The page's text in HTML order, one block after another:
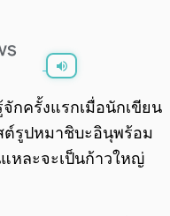
0:00/ 0:00
จักครั้งแรกเมื่อนักเขียน
สต์รูปหมาชิบะอินุพร้อม
หละจะเป็นก้าวใหญ่